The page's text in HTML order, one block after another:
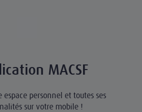
MACSF
espace personnel et toutes ses
sur votre mobile !